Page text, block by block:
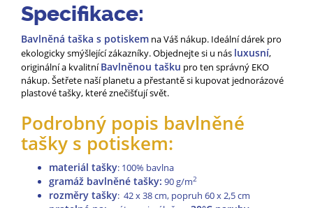
Specifikace:
Bavlněná taška s potiskem na Váš nákup. Ideální dárek pro
ekologicky smýšlející zákazníky. Objednejte si u nás luxusní,
originální a kvalitníBavlněnou tašku pro ten správný EKO
nákup. Šetřete naší planetu a přestantě si kupovat jednorázové
plastové tašky, které znečišťují svět.
Podrobný popis bavlněné
tašky s potiskem:
materiál tašky: 100% bavlna
gramáž bavlněné tašky: 90 g/m2
rozměry tašky: 42 x 38 cm, popruh 60 x 2,5 cm